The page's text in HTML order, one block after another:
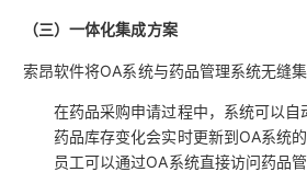
（三）一体化集成方案
索昂软件将OA系统与药品管理系统无缝
在药品采购申请过程中，系统可以
药品库存变化会实时更新到OA系统
员工可以通过OA系统直接访问药品